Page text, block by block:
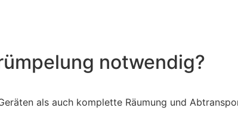
notwendig?
als auch komplette Räumung und